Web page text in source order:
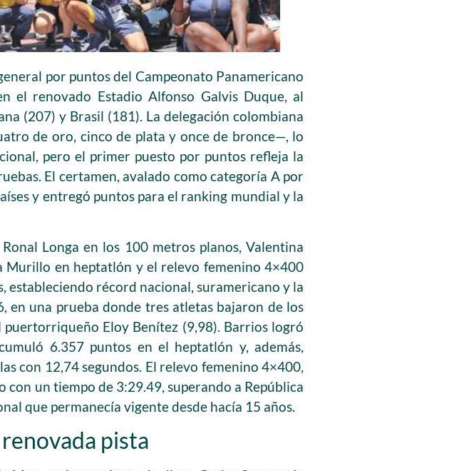
por puntos del Campeonato Panamericano
el renovado Estadio Alfonso Galvis Duque, al
(207) y Brasil (181). La delegación colombiana
de oro, cinco de plata y once de bronce—, lo
pero el primer puesto por puntos refleja la
El certamen, avalado como categoría A por
y entregó puntos para el ranking mundial y la
Longa en los 100 metros planos, Valentina
Murillo en heptatlón y el relevo femenino 4×400
estableciendo récord nacional, suramericano y la
una prueba donde tres atletas bajaron de los
Eloy Benítez (9,98). Barrios logró
6.357 puntos en el heptatlón y, además,
con 12,74 segundos. El relevo femenino 4×400,
un tiempo de 3:29.49, superando a República
que permanecía vigente desde hacía 15 años.
pista